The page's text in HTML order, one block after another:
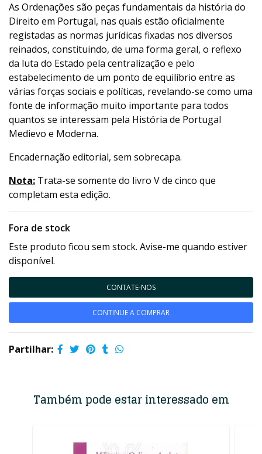
As Ordenações são peças fundamentais da história do
Direito em Portugal, nas quais estão oficialmente
registadas as normas jurídicas fixadas nos diversos
reinados, constituindo, de uma forma geral, o reflexo
da luta do Estado pela centralização e pelo
estabelecimento de um ponto de equilíbrio entre as
várias forças sociais e políticas, revelando-se como uma
fonte de informação muito importante para todos
quantos se interessam pela História de Portugal
Medievo e Moderna.
Encadernação editorial, sem sobrecapa.
Nota: Trata-se somente do livro V de cinco que
completam esta edição.
Fora de stock
Este produto ficou sem stock. Avise-me quando estiver
disponível.
CONTATE-NOS
CONTINUE A COMPRAR
Partilhar:
Também pode estar interessado em